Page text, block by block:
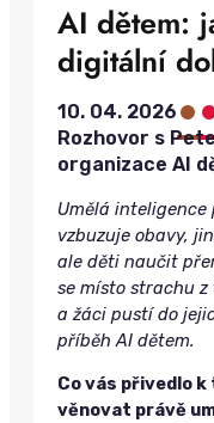
AI dětem:
digitální
10. 04. 2026•
Rozhovor s
organizace AI
Umělá
vzbuzuje obavy,
ale děti naučit
se místo strachu
a žáci pustí do
příběh AI dětem.
Co vás přivedlo
věnovat právě